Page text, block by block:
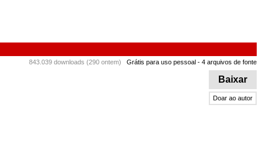
843.039 downloads (290 ontem) Grátis para uso pessoal - 4 arquivos de fonte
Baixar
Doar ao autor